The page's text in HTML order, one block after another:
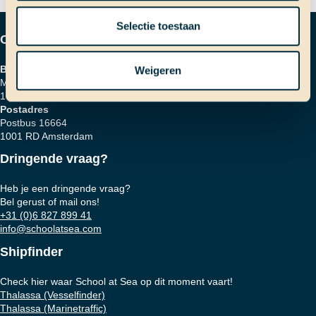
Selectie toestaan
Weigeren
Contactgegevens
Bezoekadres
Marinierskade 59
1018 HZ Amsterdam
Postadres
Postbus 16664
1001 RD Amsterdam
Dringende vraag?
Heb je een dringende vraag?
Bel gerust of mail ons!
+31 (0)6 827 899 41
info@schoolatsea.com
Shipfinder
Check hier waar School at Sea op dit moment vaart!
Thalassa (Vesselfinder)
Thalassa (Marinetraffic)